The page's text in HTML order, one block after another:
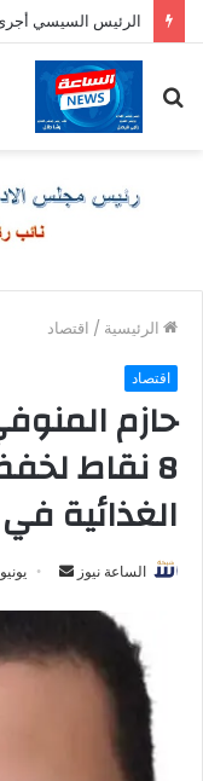
الرئيس السيسي أجرى
عن
الرئيسية / اقتصاد
اقتصاد
حازم
8 نقاط
الغذائية
الساعة نيوز
أرسل يونيو 23, 2024